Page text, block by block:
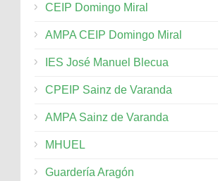
CEIP Domingo Miral
AMPA CEIP Domingo Miral
IES José Manuel Blecua
CPEIP Sainz de Varanda
AMPA Sainz de Varanda
MHUEL
Guardería Aragón